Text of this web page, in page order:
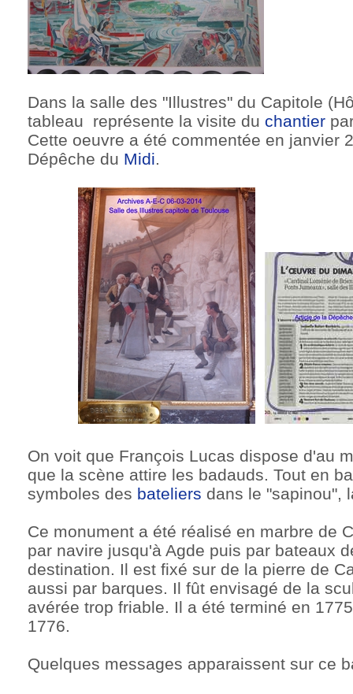
Dans la salle des "Illustres" du Capitole
tableau représente la visite du chantier
Cette oeuvre a été commentée en janvier
Dépêche du Midi.
On voit que François Lucas dispose d'au
que la scène attire les badauds. Tout en
symboles des bateliers dans le "sapinou",
Ce monument a été réalisé en marbre de
par navire jusqu'à Agde puis par bateaux
destination. Il est fixé sur de la pierre de
aussi par barques. Il fût envisagé de la
avérée trop friable. Il a été terminé en
1776.
Quelques messages apparaissent sur ce